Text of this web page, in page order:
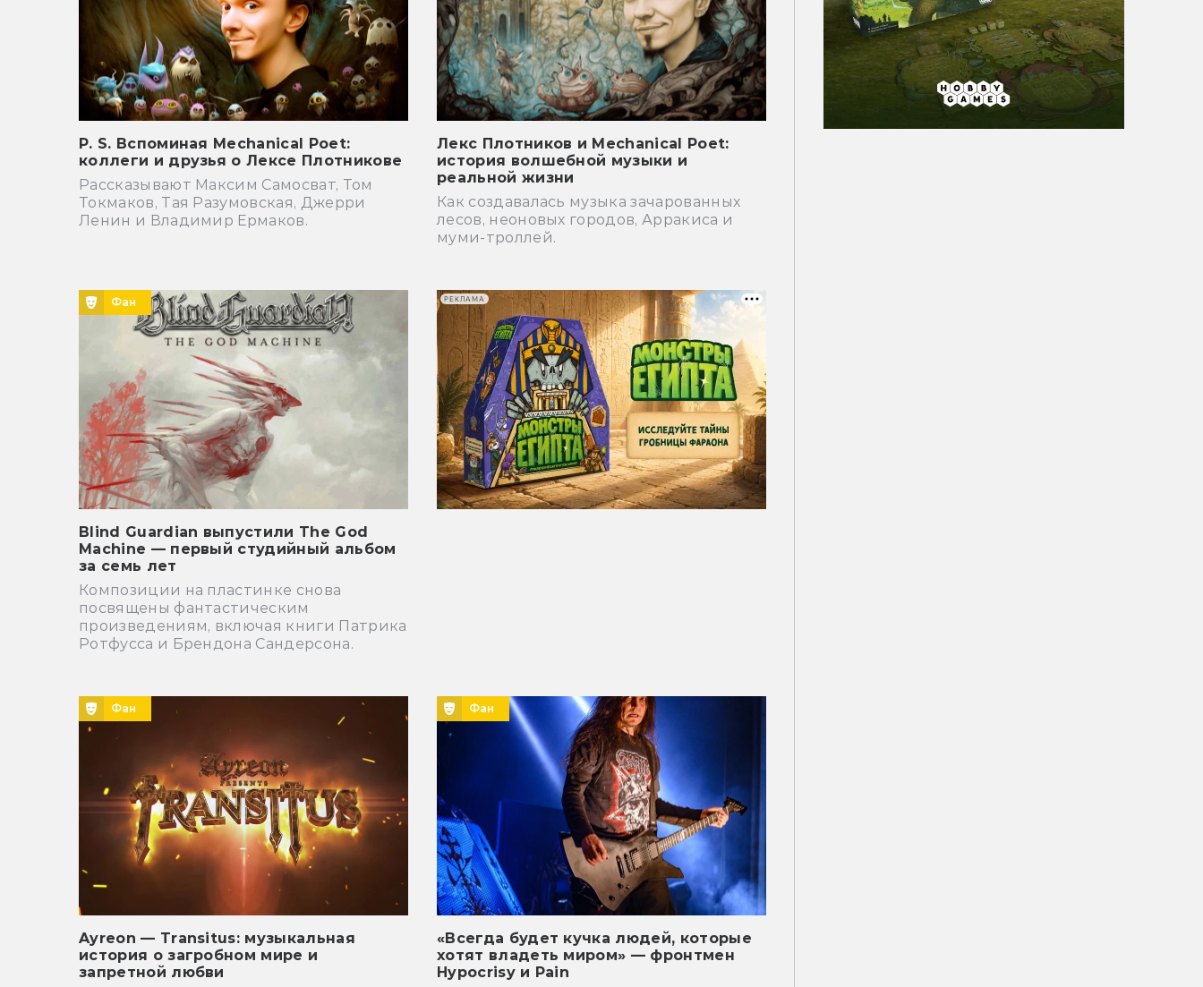
P. S. Вспоминая Mechanical Poet:
коллеги и друзья о Лексе Плотникове
Рассказывают Максим Самосват, Том
Токмаков, Тая Разумовская, Джерри
Ленин и Владимир Ермаков.
Лекс Плотников и Mechanical Poet:
история волшебной музыки и
реальной жизни
Как создавалась музыка зачарованных
лесов, неоновых городов, Арракиса и
муми-троллей.
Фан
Blind Guardian выпустили The God
Machine — первый студийный альбом
за семь лет
Композиции на пластинке снова
посвящены фантастическим
произведениям, включая книги Патрика
Ротфусса и Брендона Сандерсона.
Фан
Ayreon — Transitus: музыкальная
история о загробном мире и
запретной любви
Фан
«Всегда будет кучка людей, которые
хотят владеть миром» — фронтмен
Hypocrisy и Pain
РЕКЛАМА